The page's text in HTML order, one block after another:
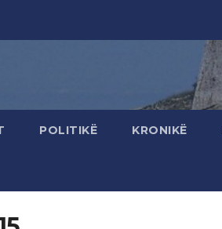
POLITIKË KRONIKË